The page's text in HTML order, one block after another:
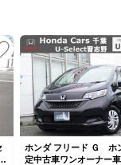
ホンダ フリード Ｇ ホ
定中古車ワンオーナー